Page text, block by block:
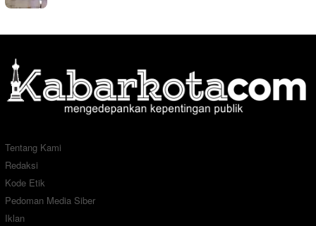
Tentang Kami
Redaksi
Kode Etik
Pedoman Media Siber
Iklan